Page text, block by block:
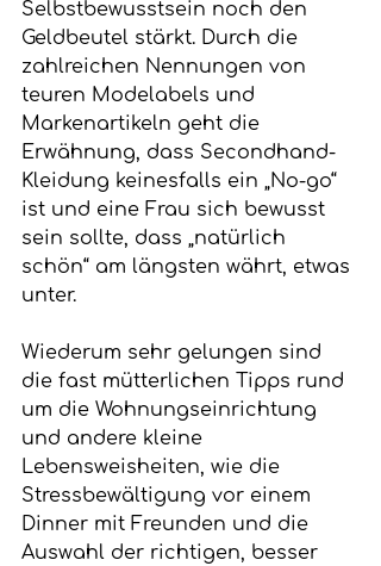
Selbstbewusstsein noch den
Geldbeutel stärkt. Durch die
zahlreichen Nennungen von
teuren Modelabels und
Markenartikeln geht die
Erwähnung, dass Secondhand-
Kleidung keinesfalls ein „No-go“
ist und eine Frau sich bewusst
sein sollte, dass „natürlich
schön“ am längsten währt, etwas
unter.
Wiederum sehr gelungen sind
die fast mütterlichen Tipps rund
um die Wohnungseinrichtung
und andere kleine
Lebensweisheiten, wie die
Stressbewältigung vor einem
Dinner mit Freunden und die
Auswahl der richtigen, besser